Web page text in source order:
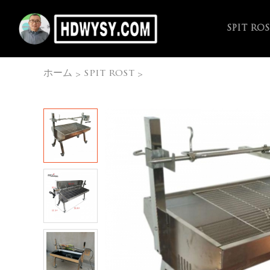
SPIT
ホーム > spit rost >